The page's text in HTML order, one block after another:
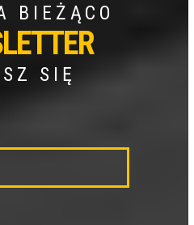
BIEŻĄCO
SIĘ